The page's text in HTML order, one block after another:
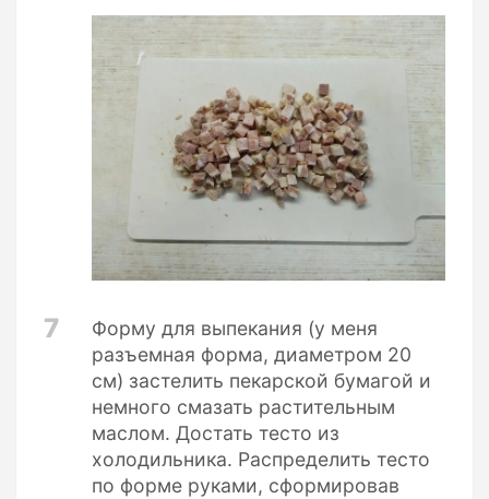
7
Форму для выпекания (у меня
разъемная форма, диаметром 20
см) застелить пекарской бумагой и
немного смазать растительным
маслом. Достать тесто из
холодильника. Распределить тесто
по форме руками, сформировав